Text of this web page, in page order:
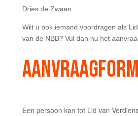
Dries de Zwaan
Wilt u ook iemand voordragen als
van de NBB? Vul dan nu het
Een persoon kan tot Lid van